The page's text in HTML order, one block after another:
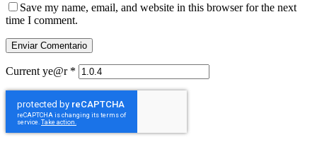
Save my name, email, and website in this browser for the next
time I comment.
Current ye@r *